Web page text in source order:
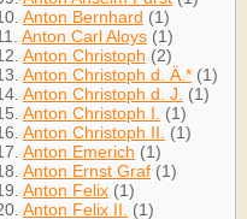
Anton Bernhard (1)
Anton Carl Aloys (1)
Anton Christoph (2)
Anton Christoph d. Ä.* (1)
Anton Christoph d. J.
(1)
Anton Christoph I.
(1)
Anton Christoph II.
(1)
Anton Emerich (1)
Anton Ernst Graf (1)
Anton Felix (1)
Anton Felix II.
(1)